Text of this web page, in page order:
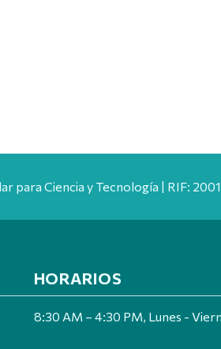
para Ciencia y Tecnología | RIF:
HORARIOS
8:30 AM – 4:30 PM, Lunes -